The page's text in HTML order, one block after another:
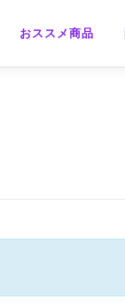
おススメ商品